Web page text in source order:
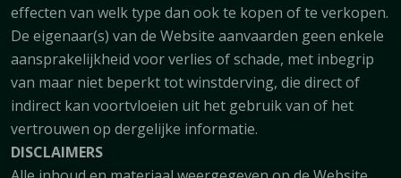
effecten van welk type dan ook te kopen of te verkopen.
De eigenaar(s) van de Website aanvaarden geen enkele
aansprakelijkheid voor verlies of schade, met inbegrip
van maar niet beperkt tot winstderving, die direct of
indirect kan voortvloeien uit het gebruik van of het
vertrouwen op dergelijke informatie.
DISCLAIMERS